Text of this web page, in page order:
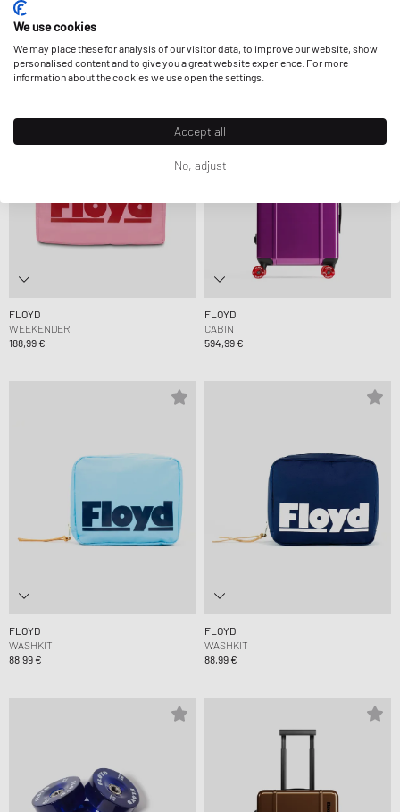
JUNIOR
544,99 €
FLOYD
WEEKENDER
188,99 €
FLOYD
CABIN
594,99 €
FLOYD
WASHKIT
88,99 €
FLOYD
WASHKIT
88,99 €
We use cookies
We may place these for analysis of our visitor data, to improve our website, show
personalised content and to give you a great website experience. For more
information about the cookies we use open the settings.
Accept all
No, adjust